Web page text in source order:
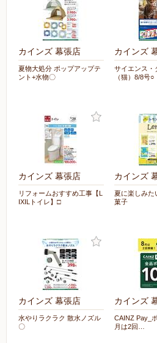
カインズ 幕張店
夏物大処分 ポップアップテ
ント+水物〇
カインズ
サイエンス・
（猫）8/8号○
カインズ 幕張店
リフォームおすすめ工事【L
IXILトイレ】□
カインズ
夏に楽しみた
菓子
カインズ 幕張店
水やりラクラク 散水ノズル
〇
カインズ
CAINZ Pay_
月は2回…